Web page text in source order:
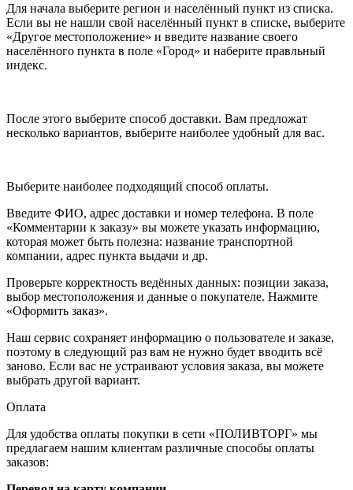
Для начала выберите регион и населённый пункт из списка.
Если вы не нашли свой населённый пункт в списке, выберите
«Другое местоположение» и введите название своего
населённого пункта в поле «Город» и наберите правльный
индекс.
После этого выберите способ доставки. Вам предложат
несколько вариантов, выберите наиболее удобный для вас.
Выберите наиболее подходящий способ оплаты.
Введите ФИО, адрес доставки и номер телефона. В поле
«Комментарии к заказу» вы можете указать информацию,
которая может быть полезна: название транспортной
компании, адрес пункта выдачи и др.
Проверьте корректность ведённых данных: позиции заказа,
выбор местоположения и данные о покупателе. Нажмите
«Оформить заказ».
Наш сервис сохраняет информацию о пользователе и заказе,
поэтому в следующий раз вам не нужно будет вводить всё
заново. Если вас не устраивают условия заказа, вы можете
выбрать другой вариант.
Оплата
Для удобства оплаты покупки в сети «ПОЛИВТОРГ» мы
предлагаем нашим клиентам различные способы оплаты
заказов: